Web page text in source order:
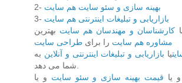
2- بهینه سازی و سئو سایت هم سایت
3- بازاریابی و تبلیغات اینترنتی هم سایت
کارشناسان و مهندسان هم سایت بهترین
مشاوره هم سایت را برای طراحی سایت
یا بازاریابی و تبلیغات اینترنتی و آنلاین به
شما می دهد.
و یا قیمت بهینه سازی و سئو سایت و یا